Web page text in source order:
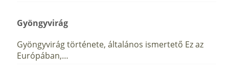
Gyöngyvirág
Gyöngyvirág története, általános ismertető Ez az
Európában,…